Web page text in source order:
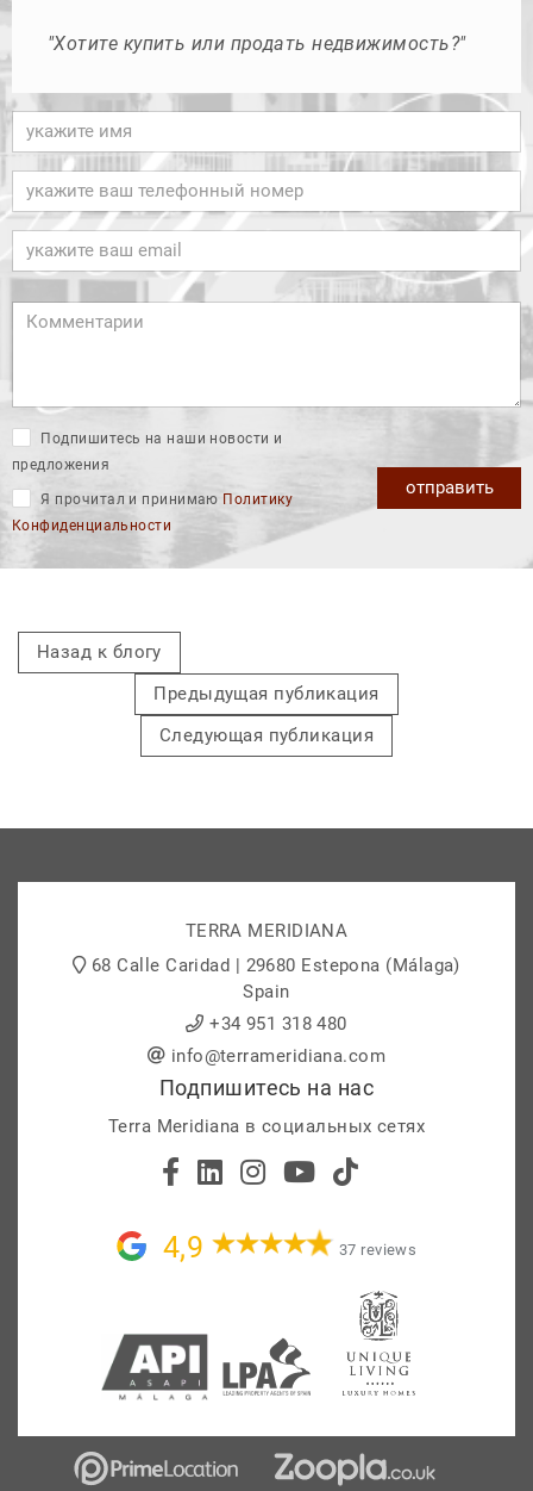
"Хотите купить или продать недвижимость?"
Подпишитесь на наши новости и
предложения
Я прочитал и принимаю Политику
Конфиденциальности
отправить
Назад к блогу
Предыдущая публикация
Следующая публикация
TERRA MERIDIANA
68 Calle Caridad | 29680 Estepona (Málaga)
Spain
+34 951 318 480
info@terrameridiana.com
Подпишитесь на нас
Terra Meridiana в социальных сетях
4,9 37 reviews